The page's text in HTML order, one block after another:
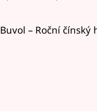
Buvol – Roční čínský